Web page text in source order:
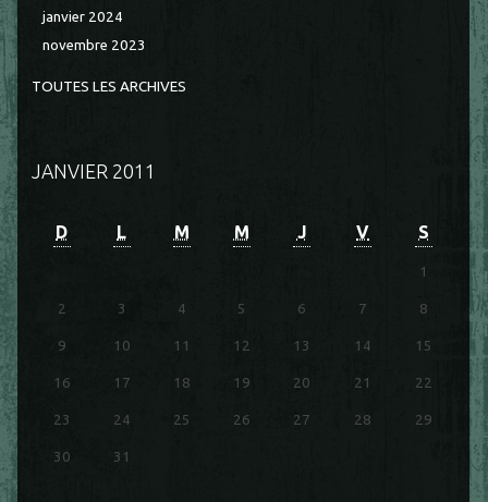
janvier 2024
novembre 2023
TOUTES LES ARCHIVES
JANVIER 2011
D L M M J V S
1
2 3 4 5 6 7 8
9 10 11 12 13 14 15
16 17 18 19 20 21 22
23 24 25 26 27 28 29
30 31